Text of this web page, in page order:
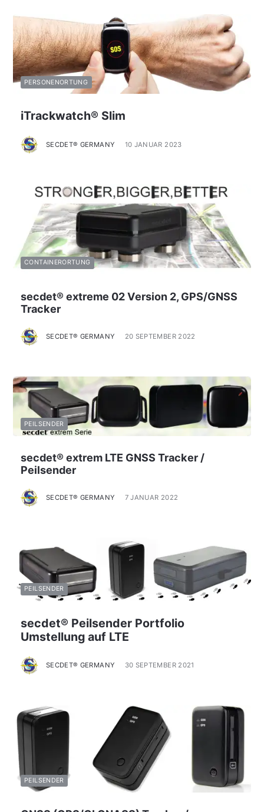
iTrackwatch® Slim
SECDET® GERMANY 10 JANUAR 2023
PERSONENORTUNG
secdet® extreme 02 Version 2, GPS/GNSS
Tracker
SECDET® GERMANY 20 SEPTEMBER 2022
CONTAINERORTUNG
secdet® extrem LTE GNSS Tracker /
Peilsender
SECDET® GERMANY 7 JANUAR 2022
PEILSENDER
secdet® Peilsender Portfolio
Umstellung auf LTE
SECDET® GERMANY 30 SEPTEMBER 2021
PEILSENDER
PEILSENDER